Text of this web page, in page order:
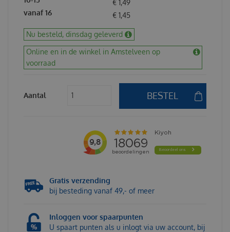
€ 1,49
vanaf 16
€ 1,45
Nu besteld, dinsdag geleverd
Online en in de winkel in Amstelveen op
voorraad
Aantal
Gratis verzending
bij besteding vanaf 49,- of meer
Inloggen voor spaarpunten
U spaart punten als u inlogt via uw account, bij